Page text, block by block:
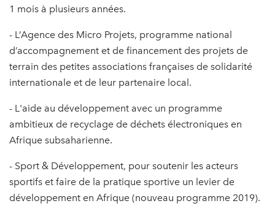
1 mois à plusieurs années.
- L’Agence des Micro Projets, programme national
d’accompagnement et de financement des projets de
terrain des petites associations françaises de solidarité
internationale et de leur partenaire local.
- L'aide au développement avec un programme
ambitieux de recyclage de déchets électroniques en
Afrique subsaharienne.
- Sport & Développement, pour soutenir les acteurs
sportifs et faire de la pratique sportive un levier de
développement en Afrique (nouveau programme 2019).